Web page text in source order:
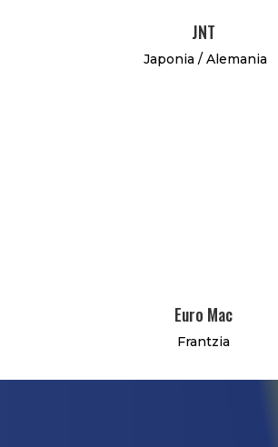
JNT
Japonia / Alemania
Euro Mac
Frantzia